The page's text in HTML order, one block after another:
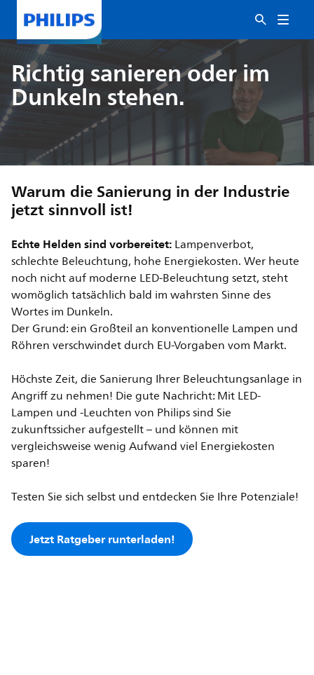
Richtig sanieren oder im
Dunkeln stehen.
Warum die Sanierung in der Industrie
jetzt sinnvoll ist!
Echte Helden sind vorbereitet:Lampenverbot,
schlechte Beleuchtung, hohe Energiekosten. Wer heute
noch nicht auf moderne LED-Beleuchtung setzt, steht
womöglich tatsächlich bald im wahrsten Sinne des
Wortes im Dunkeln.
Der Grund: ein Großteil an konventionelle Lampen und
Röhren verschwindet durch EU-Vorgaben vom Markt.
Höchste Zeit, die Sanierung Ihrer Beleuchtungsanlage in
Angriff zu nehmen! Die gute Nachricht: Mit LED-
Lampen und -Leuchten von Philips sind Sie
zukunftssicher aufgestellt – und können mit
vergleichsweise wenig Aufwand viel Energiekosten
sparen!
Testen Sie sich selbst und entdecken Sie Ihre Potenziale!
Jetzt Ratgeber runterladen!